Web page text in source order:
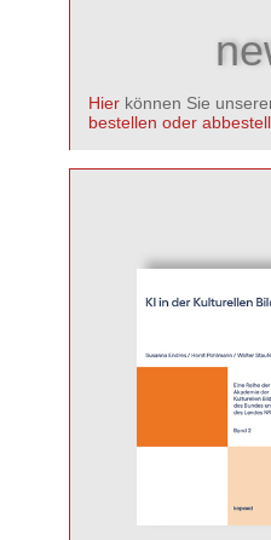
Hier können Sie
bestellen oder